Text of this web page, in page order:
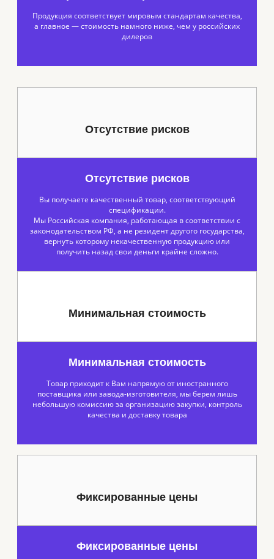
Продукция соответствует мировым стандартам качества,
а главное — стоимость намного ниже, чем у российских
дилеров
Отсутствие рисков
Отсутствие рисков
Вы получаете качественный товар, соответствующий
спецификации.
Мы Российская компания, работающая в соответствии с
законодательством РФ, а не резидент другого государства,
вернуть которому некачественную продукцию или
получить назад свои деньги крайне сложно.
Минимальная стоимость
Минимальная стоимость
Товар приходит к Вам напрямую от иностранного
поставщика или завода-изготовителя, мы берем лишь
небольшую комиссию за организацию закупки, контроль
качества и доставку товара
Фиксированные цены
Фиксированные цены